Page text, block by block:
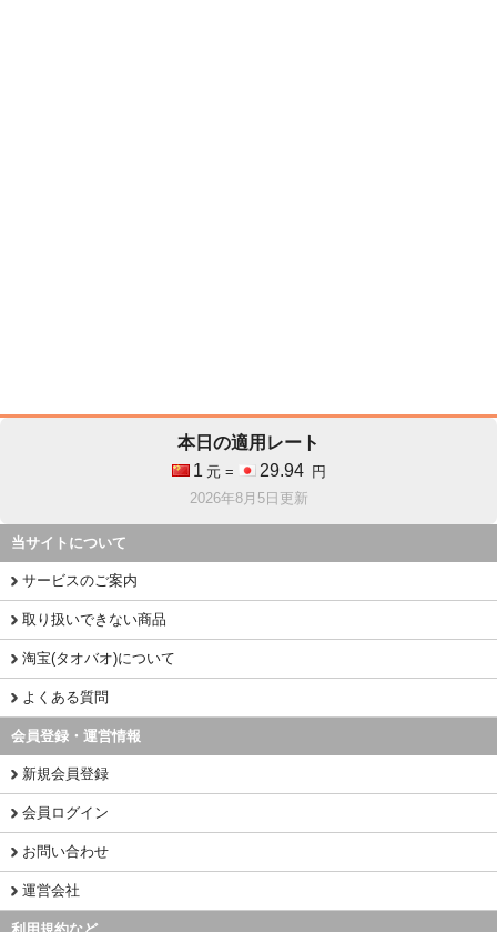
本日の適用レート
1 元 = 29.94
円
2026年8月5日更新
当サイトについて
サービスのご案内
取り扱いできない商品
淘宝(タオバオ)について
よくある質問
会員登録・運営情報
新規会員登録
会員ログイン
お問い合わせ
運営会社